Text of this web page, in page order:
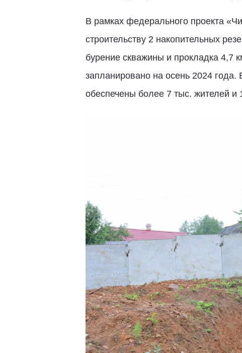
В рамках федерального проекта
строительству 2 накопительных
бурение скважины и прокладка 4,7
запланировано на осень 2024 года.
обеспечены более 7 тыс. жителей и